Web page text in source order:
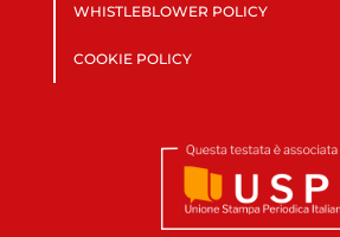
WHISTLEBLOWER POLICY
COOKIE POLICY